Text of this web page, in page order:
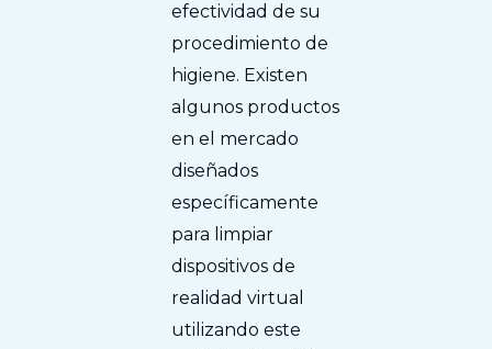
efectividad de su
procedimiento de
higiene. Existen
algunos productos
en el mercado
diseñados
específicamente
para limpiar
dispositivos de
realidad virtual
utilizando este